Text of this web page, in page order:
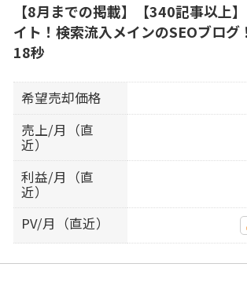
【8月までの掲載】【340記事以上
イト！検索流入メインのSEOブログ
18秒
希望売却価格
売上/月（直
近）
利益/月（直
近）
PV/月（直近）